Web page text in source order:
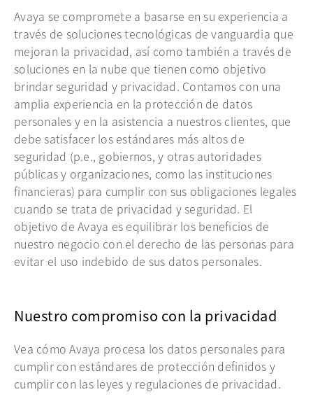
Avaya se compromete a basarse en su experiencia a
través de soluciones tecnológicas de vanguardia que
mejoran la privacidad, así como también a través de
soluciones en la nube que tienen como objetivo
brindar seguridad y privacidad. Contamos con una
amplia experiencia en la protección de datos
personales y en la asistencia a nuestros clientes, que
debe satisfacer los estándares más altos de
seguridad (p.e., gobiernos, y otras autoridades
públicas y organizaciones, como las instituciones
financieras) para cumplir con sus obligaciones legales
cuando se trata de privacidad y seguridad. El
objetivo de Avaya es equilibrar los beneficios de
nuestro negocio con el derecho de las personas para
evitar el uso indebido de sus datos personales.
Nuestro compromiso con la privacidad
Vea cómo Avaya procesa los datos personales para
cumplir con estándares de protección definidos y
cumplir con las leyes y regulaciones de privacidad.